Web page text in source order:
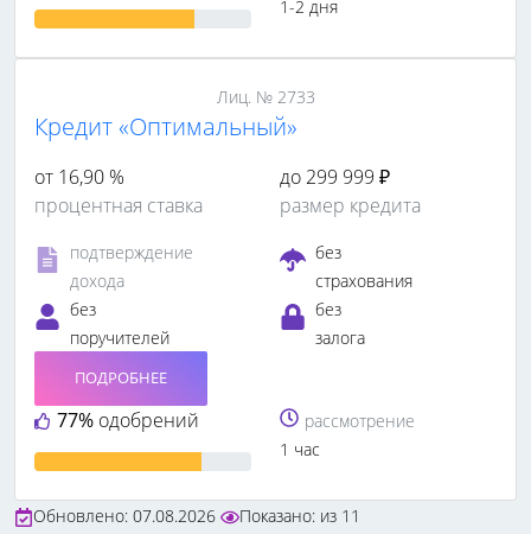
1-2 дня
Лиц. № 2733
Кредит «Оптимальный»
от 16,90 %
процентная ставка
до 299 999 ₽
размер кредита
подтверждение
дохода
без
страхования
без
поручителей
без
залога
77% одобрений
ПОДРОБНЕЕ
рассмотрение
1 час
Обновлено: 07.08.2026 Показано: из 11